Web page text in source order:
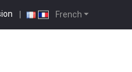
French
|